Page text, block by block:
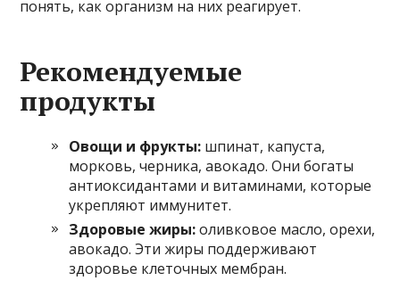
понять, как организм на них реагирует.
Рекомендуемые
продукты
Овощи и фрукты: шпинат, капуста,
морковь, черника, авокадо. Они богаты
антиоксидантами и витаминами, которые
укрепляют иммунитет.
Здоровые жиры:оливковое масло, орехи,
авокадо. Эти жиры поддерживают
здоровье клеточных мембран.